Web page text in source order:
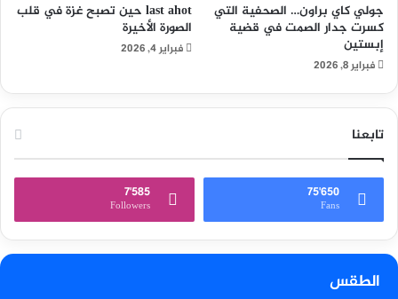
جولي كاي براون… الصحفية التي
كسرت جدار الصمت في قضية
إبستين
فبراير 8, 2026
last ahot حين تصبح غزة في قلب
الصورة الأخيرة
فبراير 4, 2026
تابعنا
75٬650
Fans
7٬585
Followers
الطقس